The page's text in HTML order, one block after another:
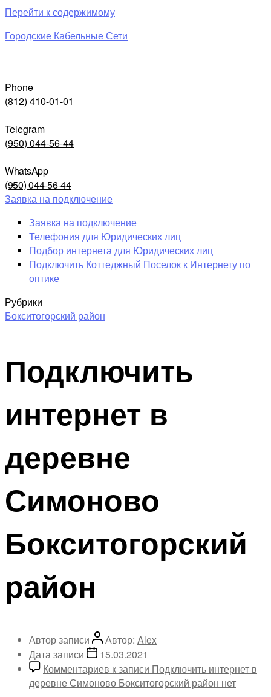
Перейти к содержимому
Городские Кабельные Сети
Phone
(812) 410-01-01
Telegram
(950) 044-56-44
WhatsApp
(950) 044-56-44
Заявка на подключение
Заявка на подключение
Телефония для Юридических лиц
Подбор интернета для Юридических лиц
Подключить Коттеджный Поселок к Интернету по
оптике
Рубрики
Бокситогорский район
Подключить
интернет в
деревне
Симоново
Бокситогорский
район
Автор записи Автор: Alex
Дата записи
15.03.2021
Комментариев к записи Подключить интернет в
деревне Симоново Бокситогорский район нет